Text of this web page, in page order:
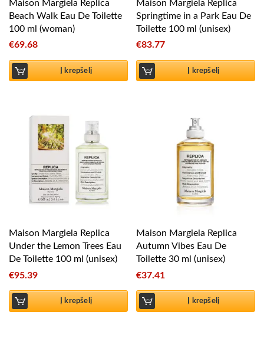
Maison Margiela Replica
Beach Walk Eau De Toilette
100 ml (woman)
€69.68
Į krepšelį
Maison Margiela Replica
Springtime in a Park Eau De
Toilette 100 ml (unisex)
€83.77
Į krepšelį
Maison Margiela Replica
Under the Lemon Trees Eau
De Toilette 100 ml (unisex)
€95.39
Į krepšelį
Maison Margiela Replica
Autumn Vibes Eau De
Toilette 30 ml (unisex)
€37.41
Į krepšelį